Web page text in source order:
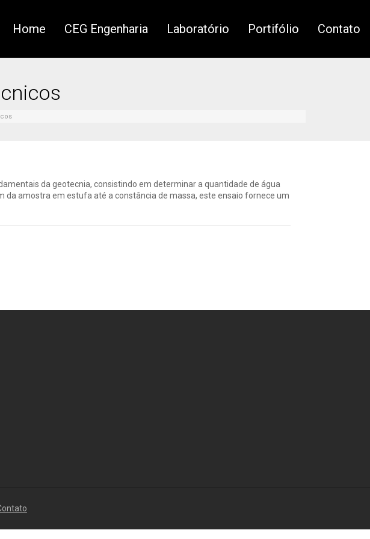
Home CEG Engenharia Laboratório Portifólio Contato
da geotecnia, consistindo em determinar a quantidade de água
da amostra em estufa até a constância de massa, este ensaio fornece um